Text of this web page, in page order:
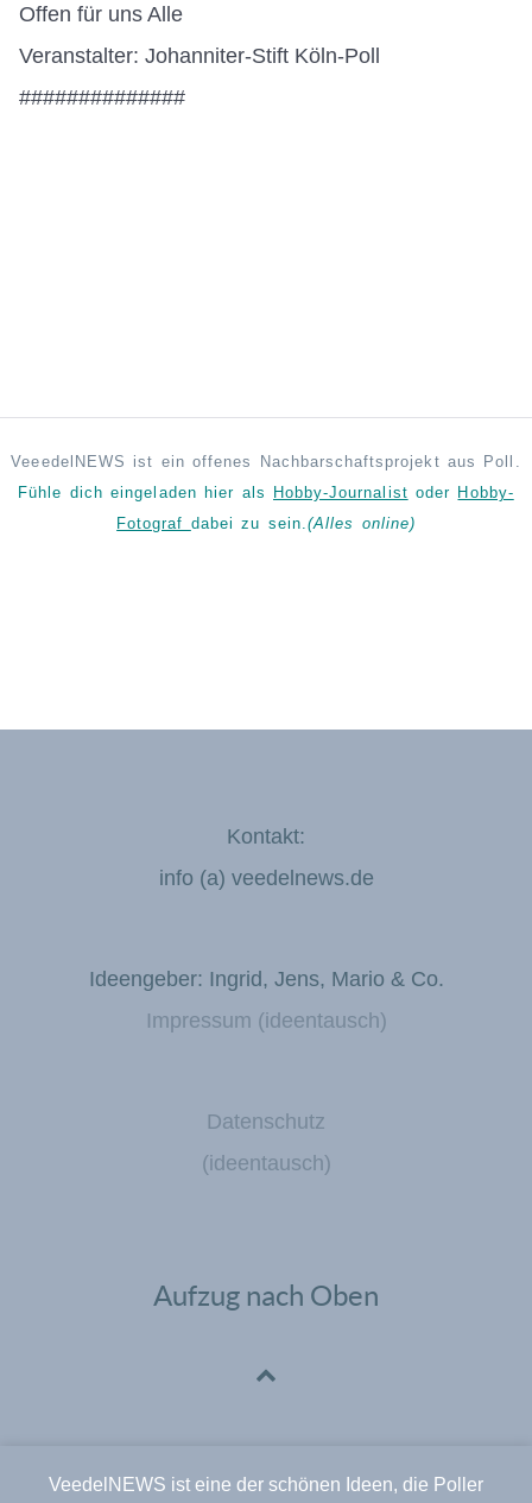
Offen für uns Alle
Veranstalter: Johanniter-Stift Köln-Poll
##############
VeeedelNEWS ist ein offenes Nachbarschaftsprojekt aus Poll.
Fühle dich eingeladen hier als
Hobby-Journalist oder Hobby-
Fotograf dabei zu sein. (Alles online)
Kontakt:
info (a) veedelnews.de
Ideengeber: Ingrid, Jens, Mario & Co.
Impressum (ideentausch)
Datenschutz
(ideentausch)
Aufzug nach Oben
VeedelNEWS ist eine der schönen Ideen, die Poller